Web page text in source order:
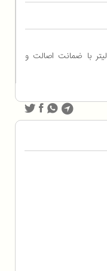
پلوپز سنکور مدل SRM2000 ظرفیت ۲ لیتر با ضمانت اصالت و